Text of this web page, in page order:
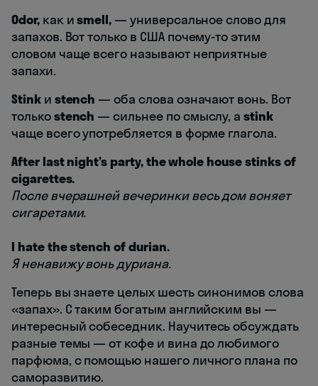
Odor, как иsmell, — универсальное слово для
запахов. Вот только в США почему-то этим
словом чаще всего называют неприятные
запахи.
Stinkи stench — оба слова означают вонь. Вот
толькоstench — сильнее по смыслу, аstink
чаще всего употребляется в форме глагола.
After last night’s party, the whole house stinks of
cigarettes.
После вчерашней вечеринки весь дом воняет
сигаретами.
I hate the stench of durian.
Я ненавижу вонь дуриана.
Теперь вы знаете целых шесть синонимов слова
«запах». С таким богатым английским вы —
интересный собеседник. Научитесь обсуждать
разные темы — от кофе и вина до любимого
парфюма, с помощью нашего личного плана по
саморазвитию.